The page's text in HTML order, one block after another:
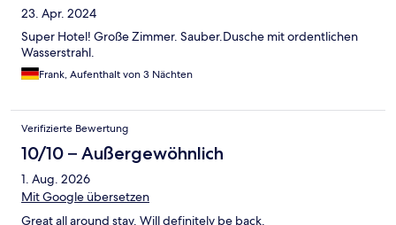
23. Apr. 2024
Super Hotel! Große Zimmer. Sauber.Dusche mit ordentlichen
Wasserstrahl.
Frank, Aufenthalt von 3 Nächten
Verifizierte Bewertung
10/10 – Außergewöhnlich
1. Aug. 2026
Mit Google übersetzen
Great all around stay. Will definitely be back.